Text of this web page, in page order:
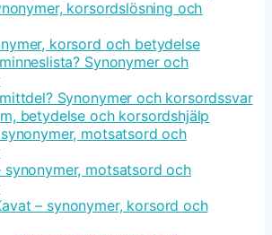
korsordslösning och
korsord och betydelse
Synonymer och
Synonymer och korsordssvar
betydelse och korsordshjälp
motsatsord och
synonymer, motsatsord och
– synonymer, korsord och